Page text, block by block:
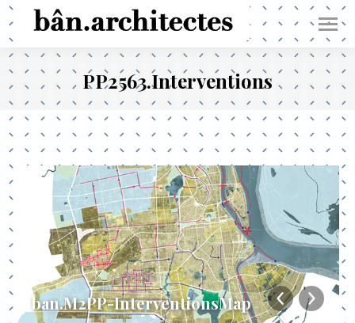
PP2563.Interventions
ban.M2PP-InterventionsMap